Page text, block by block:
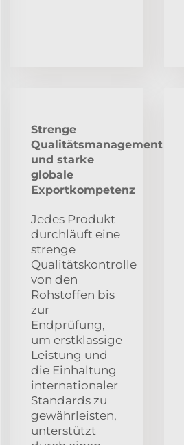
Strenge
Qualitätsmanagement
und starke
globale
Exportkompetenz
Jedes Produkt
durchläuft eine
strenge
Qualitätskontrolle
von den
Rohstoffen bis
zur
Endprüfung,
um erstklassige
Leistung und
die Einhaltung
internationaler
Standards zu
gewährleisten,
unterstützt